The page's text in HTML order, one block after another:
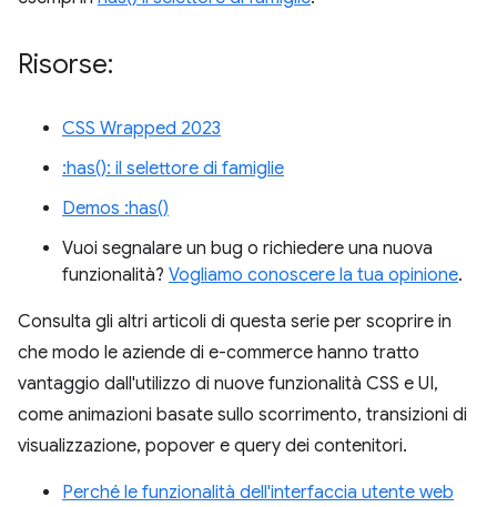
Risorse:
CSS Wrapped 2023
:has(): il selettore di famiglie
Demos :has()
Vuoi segnalare un bug o richiedere una nuova
funzionalità? Vogliamo conoscere la tua opinione.
Consulta gli altri articoli di questa serie per scoprire in
che modo le aziende di e-commerce hanno tratto
vantaggio dall'utilizzo di nuove funzionalità CSS e UI,
come animazioni basate sullo scorrimento, transizioni di
visualizzazione, popover e query dei contenitori.
Perché le funzionalità dell'interfaccia utente web